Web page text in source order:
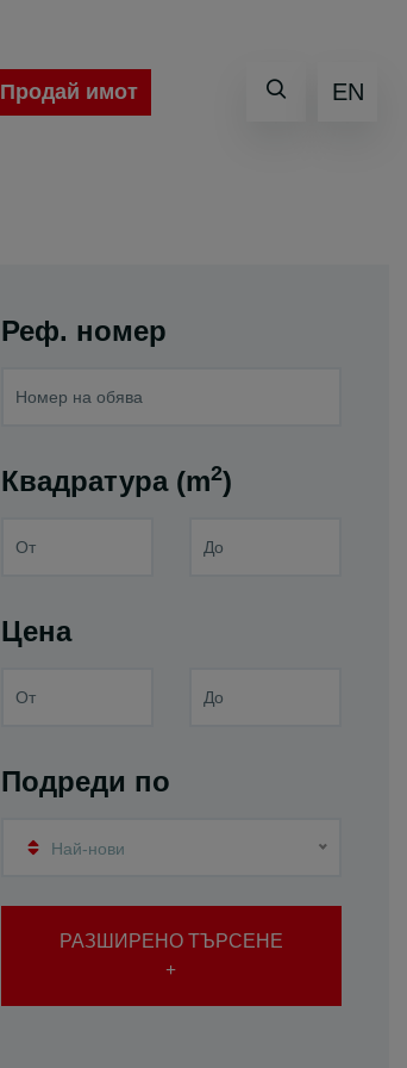
Продай имот EN
Реф. номер
Квадратура (m2)
Цена
Подреди по
Най-нови
РАЗШИРЕНО ТЪРСЕНЕ